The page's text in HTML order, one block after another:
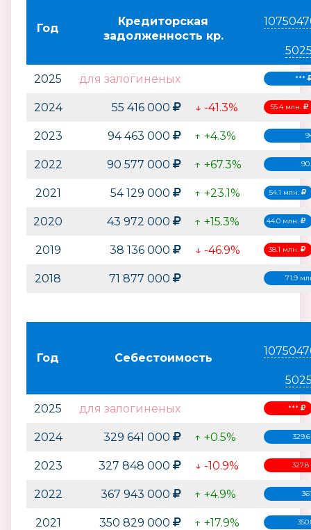
Год
Кредиторская
задолженность кр.
2025 для залогиненых ***
2024 55 416 000 ↓ -41.3% 55.4 млн.
2023 94 463 000 ↑ +4.3%
2022 90 577 000 ↑ +67.3%
2021 54 129 000 ↑ +23.1% 54.1 млн.
2020 43 972 000 ↑ +15.3% 44.0 млн.
2019 38 136 000 ↓ -46.9% 38.1 млн.
2018 71 877 000 71.9
Год Себестоимость
2025 для залогиненых ***
2024 329 641 000 ↑ +0.5%
2023 327 848 000 ↓ -10.9%
2022 367 943 000 ↑ +4.9%
2021 350 829 000 ↑ +17.9%